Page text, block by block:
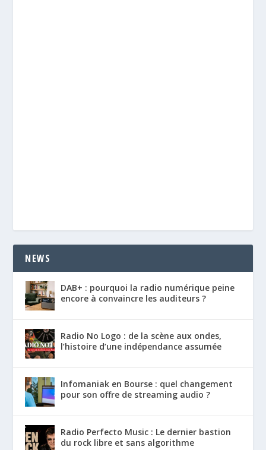
NEWS
DAB+ : pourquoi la radio numérique peine
encore à convaincre les auditeurs ?
Radio No Logo : de la scène aux ondes,
l’histoire d’une indépendance assumée
Infomaniak en Bourse : quel changement
pour son offre de streaming audio ?
Radio Perfecto Music : Le dernier bastion
du rock libre et sans algorithme